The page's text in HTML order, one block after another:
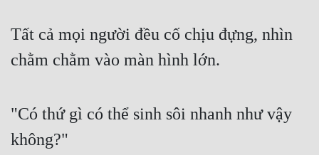
Tất cả mọi người đều cố chịu đựng, nhìn
chằm chằm vào màn hình lớn.
"Có thứ gì có thể sinh sôi nhanh như vậy
không?"